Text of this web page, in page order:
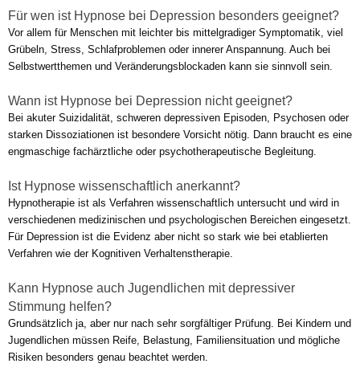
Für wen ist Hypnose bei Depression besonders geeignet?
Vor allem für Menschen mit leichter bis mittelgradiger Symptomatik, viel
Grübeln, Stress, Schlafproblemen oder innerer Anspannung. Auch bei
Selbstwertthemen und Veränderungsblockaden kann sie sinnvoll sein.
Wann ist Hypnose bei Depression nicht geeignet?
Bei akuter Suizidalität, schweren depressiven Episoden, Psychosen oder
starken Dissoziationen ist besondere Vorsicht nötig. Dann braucht es eine
engmaschige fachärztliche oder psychotherapeutische Begleitung.
Ist Hypnose wissenschaftlich anerkannt?
Hypnotherapie ist als Verfahren wissenschaftlich untersucht und wird in
verschiedenen medizinischen und psychologischen Bereichen eingesetzt.
Für Depression ist die Evidenz aber nicht so stark wie bei etablierten
Verfahren wie der Kognitiven Verhaltenstherapie.
Kann Hypnose auch Jugendlichen mit depressiver
Stimmung helfen?
Grundsätzlich ja, aber nur nach sehr sorgfältiger Prüfung. Bei Kindern und
Jugendlichen müssen Reife, Belastung, Familiensituation und mögliche
Risiken besonders genau beachtet werden.